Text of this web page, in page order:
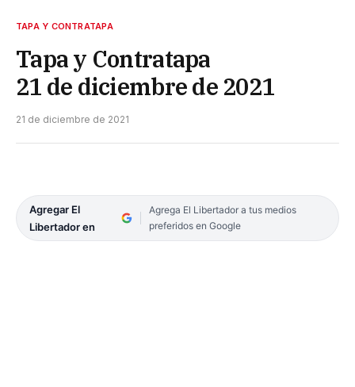
TAPA Y CONTRATAPA
Tapa y Contratapa
21 de diciembre de 2021
21 de diciembre de 2021
Agregar El
Libertador en
Agrega El Libertador a tus medios
preferidos en Google